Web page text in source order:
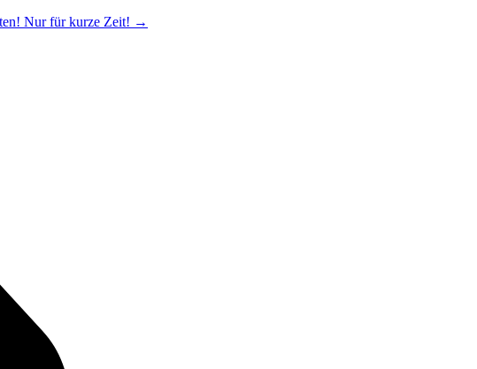
Nur für kurze Zeit! →